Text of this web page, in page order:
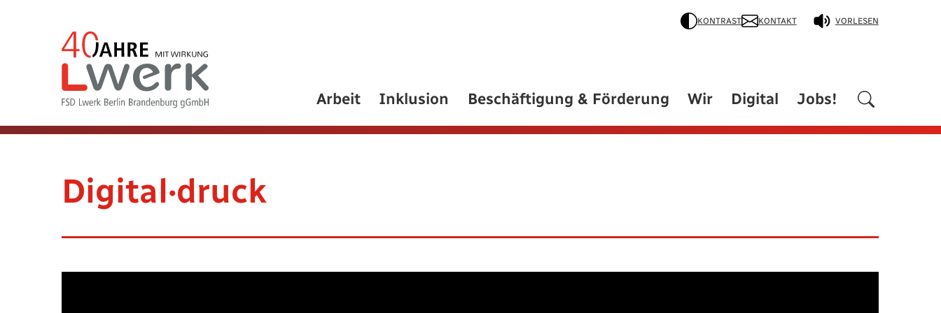
VORLESEN
KONTRAST KONTAKT
Arbeit Inklusion Beschäftigung & Förderung Wir Digital Jobs!
Digital·druck